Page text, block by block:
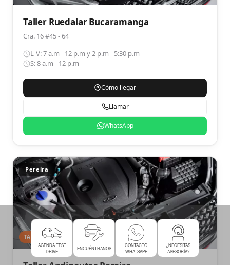
AGENDA TEST
DRIVE
ENCUÉNTRANOS
CONTACTO
WHATSAPP
¿NECESITAS
ASESORÍA?
Taller Ruedalar Bucaramanga
Cra. 16 #45 - 64
L-V: 7 a.m - 12 p.m y 2 p.m - 5:30 p.m
S: 8 a.m - 12 p.m
Cómo llegar
Llamar
WhatsApp
Pereira
TALLER